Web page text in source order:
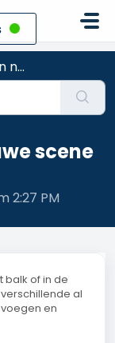
scene
2:27 PM
balk of in de
al
en